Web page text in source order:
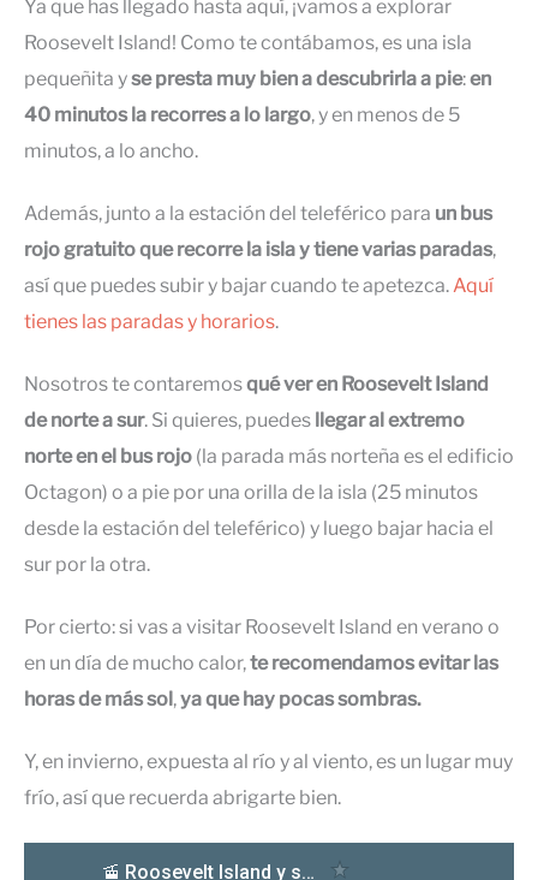
Ya que has llegado hasta aquí, ¡vamos a explorar
Roosevelt Island! Como te contábamos, es una isla
pequeñita yse presta muy bien a descubrirla a pie:en
40 minutos la recorres a lo largo, y en menos de 5
minutos, a lo ancho.
Además, junto a la estación del teleférico para un bus
rojo gratuito que recorre la isla y tiene varias paradas,
así que puedes subir y bajar cuando te apetezca.Aquí
tienes las paradas y horarios.
Nosotros te contaremosqué ver en Roosevelt Island
de norte a sur. Si quieres, puedes llegar al extremo
norte en el bus rojo (la parada más norteña es el edificio
Octagon) o a pie por una orilla de la isla (25 minutos
desde la estación del teleférico) y luego bajar hacia el
sur por la otra.
Por cierto: si vas a visitar Roosevelt Island en verano o
en un día de mucho calor,te recomendamos evitar las
horas de más sol ,ya que hay pocas sombras.
Y, en invierno, expuesta al río y al viento, es un lugar muy
frío, así que recuerda abrigarte bien.